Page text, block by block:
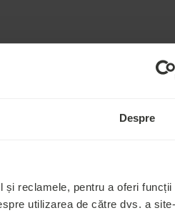
Despre
reclamele, pentru a oferi funcții
utilizarea de către dvs. a